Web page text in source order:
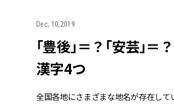
Dec, 10,2019
「豊後」＝？「安芸
漢字4つ
全国各地にさまざまな地名が存在して